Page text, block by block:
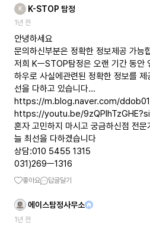
K K-STOP 탐정
1년 전
안녕하세요
문의하신부분은 정확한 정보제공 가능
저희 KㅡSTOP탐정은 오랜 기간 동안
하우로 사실에관련된 정확한 정보를 제
https://m.blog.naver.com/
https://youtu.be/
혼자 고민하지 마시고 궁금하신점 전문
늘 최선을 다하겠습니다
상담:010 5455 1315
031)269ㅡ1316
좋아요 답글달기
에이스탐정사무소
1년 전